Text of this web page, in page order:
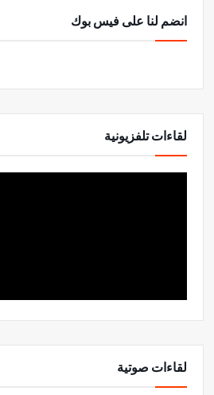
انضم لنا على فيس بوك
لقاءات تلفزيونية
لقاءات صوتية